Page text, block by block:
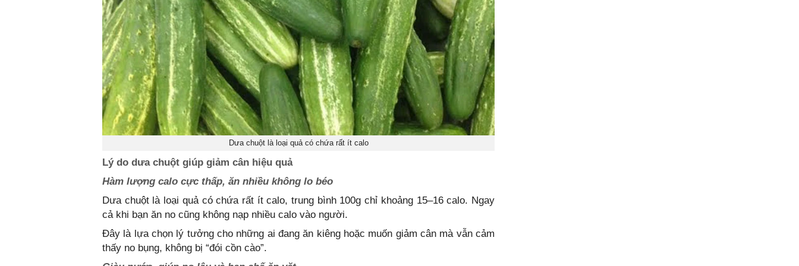
Dưa chuột là loại quả có chứa rất ít calo
Lý do dưa chuột giúp giảm cân hiệu quả
Hàm lượng calo cực thấp, ăn nhiều không lo béo
Dưa chuột là loại quả có chứa rất ít calo, trung bình 100g chỉ khoảng 15–16 calo. Ngay
cả khi bạn ăn no cũng không nạp nhiều calo vào người.
Đây là lựa chọn lý tưởng cho những ai đang ăn kiêng hoặc muốn giảm cân mà vẫn cảm
thấy no bụng, không bị “đói cồn cào”.